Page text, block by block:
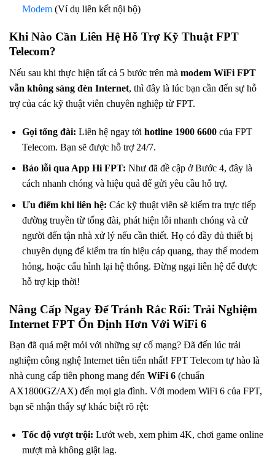
Modem(Ví dụ liên kết nội bộ)
Khi Nào Cần Liên Hệ Hỗ Trợ Kỹ Thuật FPT
Telecom?
Nếu sau khi thực hiện tất cả 5 bước trên mà modem WiFi FPT
vẫn không sáng đèn Internet, thì đây là lúc bạn cần đến sự hỗ
trợ của các kỹ thuật viên chuyên nghiệp từ FPT.
Gọi tổng đài: Liên hệ ngay tới hotline 1900 6600của FPT
Telecom. Bạn sẽ được hỗ trợ 24/7.
Báo lỗi qua App Hi FPT: Như đã đề cập ở Bước 4, đây là
cách nhanh chóng và hiệu quả để gửi yêu cầu hỗ trợ.
Ưu điểm khi liên hệ: Các kỹ thuật viên sẽ kiểm tra trực tiếp
đường truyền từ tổng đài, phát hiện lỗi nhanh chóng và cử
người đến tận nhà xử lý nếu cần thiết. Họ có đầy đủ thiết bị
chuyên dụng để kiểm tra tín hiệu cáp quang, thay thế modem
hỏng, hoặc cấu hình lại hệ thống. Đừng ngại liên hệ để được
hỗ trợ kịp thời!
Nâng Cấp Ngay Để Tránh Rắc Rối: Trải Nghiệm
Internet FPT Ổn Định Hơn Với WiFi 6
Bạn đã quá mệt mỏi với những sự cố mạng? Đã đến lúc trải
nghiệm công nghệ Internet tiên tiến nhất! FPT Telecom tự hào là
nhà cung cấp tiên phong mang đến WiFi 6 (chuẩn
AX1800GZ/AX) đến mọi gia đình. Với modem WiFi 6 của FPT,
bạn sẽ nhận thấy sự khác biệt rõ rệt:
Tốc độ vượt trội: Lướt web, xem phim 4K, chơi game online
mượt mà không giật lag.